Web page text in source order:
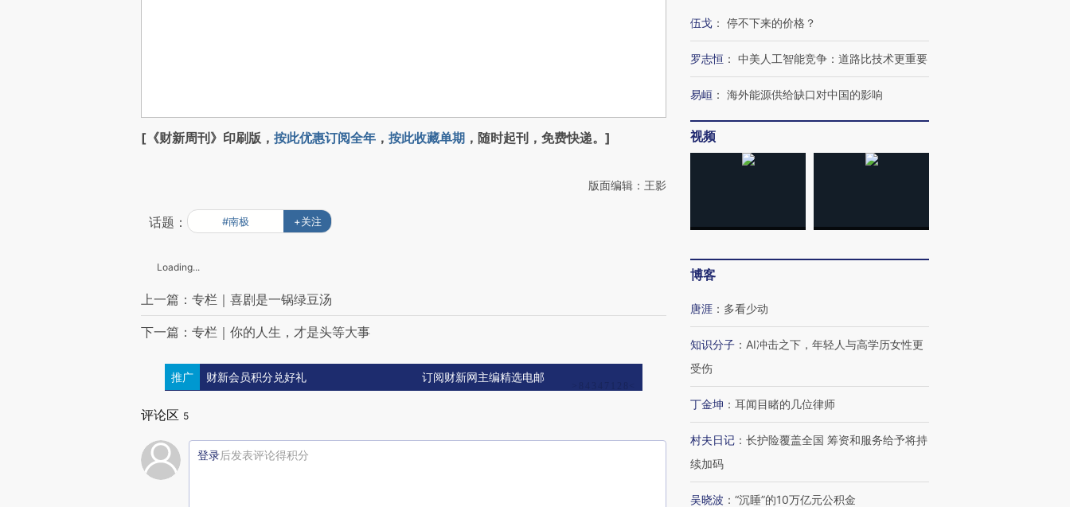
[《财新周刊》印刷版， 按此优惠订阅全年 ， 按此收藏单期 ，随时起刊，免费快递。]
版面编辑：王影
话题： #南极 +关注
Loading...
上一篇：专栏｜喜剧是一锅绿豆汤
下一篇：专栏｜你的人生，才是头等大事
推广 财新会员积分兑好礼 订阅财新网主编精选电邮
评论区 5
登录后发表评论得积分
伍戈 ： 停不下来的价格？
罗志恒 ： 中美人工智能竞争：道路比技术更重要
易峘 ： 海外能源供给缺口对中国的影响
视频
博客
唐涯 ： 多看少动
知识分子 ： AI冲击之下，年轻人与高学历女性更
受伤
丁金坤 ： 耳闻目睹的几位律师
村夫日记 ： 长护险覆盖全国 筹资和服务给予将持
续加码
吴晓波 ： “沉睡”的10万亿元公积金